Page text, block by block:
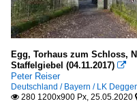
Egg, Torhaus zum Schloss,
Staffelgiebel (04.11.2017) 
Peter Reiser
Deutschland / Bayern / LK
 280 1200x900 Px, 25.05.2020